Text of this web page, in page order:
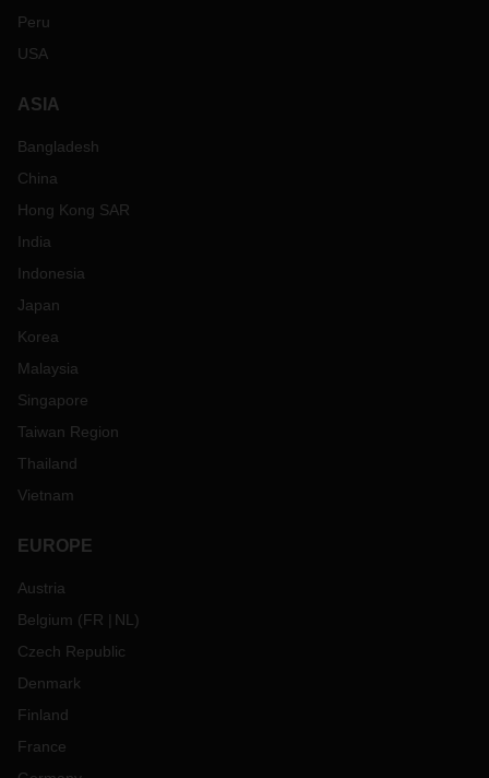
Peru
USA
ASIA
Bangladesh
China
Hong Kong SAR
India
Indonesia
Japan
Korea
Malaysia
Singapore
Taiwan Region
Thailand
Vietnam
EUROPE
Austria
Belgium (FR NL )
Czech Republic
Denmark
Finland
France